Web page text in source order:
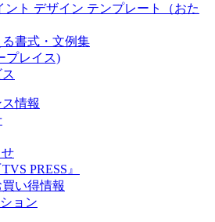
ント デザイン テンプレート（おた
書式・文例集
プレイス)
情報
PRESS』
い得情報
ョン